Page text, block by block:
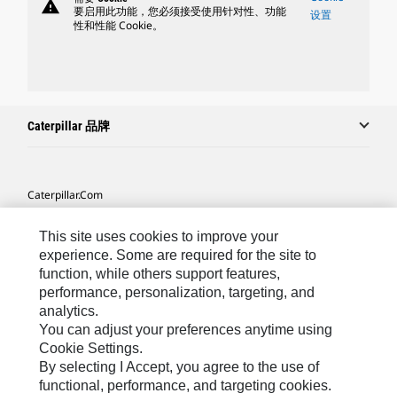
warning
要启用此功能，您必须接受使用针对性、功能
性和性能 Cookie。
设置
Caterpillar 品牌
Caterpillar.com
我的营销首选项
站点地图
Cookie Settings
法律
隐私
This site uses cookies to improve your
experience. Some are required for the site to
function, while others support features,
performance, personalization, targeting, and
analytics.
You can adjust your preferences anytime using
Cookie Settings.
By selecting I Accept, you agree to the use of
functional, performance, and targeting cookies.